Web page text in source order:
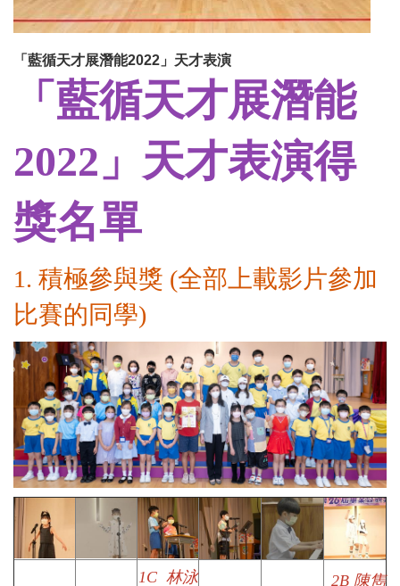
「藍循天才展潛能2022」天才表演
「藍循天才展潛能
2022 」天才表演得
獎名單
1. 積極參與獎 (全部上載影片參加
比賽的同學)
1C 林泳 2B陳雋